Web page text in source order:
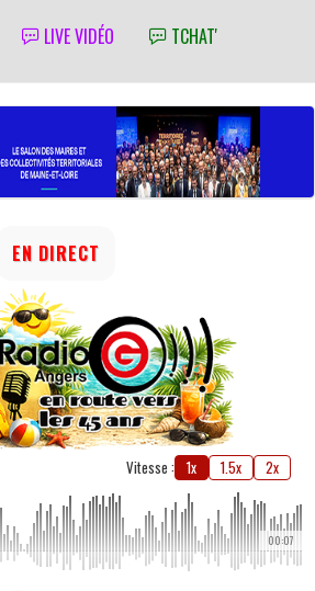
LIVE VIDÉO TCHAT'
EN DIRECT
Vitesse : 1x 1.5x 2x
00:07